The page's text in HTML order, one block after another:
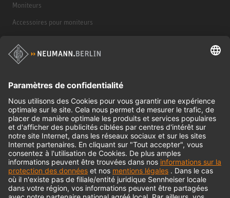
Moniteurs
Accessoires pour moniteurs
Produits historiques
© 2018 - 2026Georg Neumann GmbH